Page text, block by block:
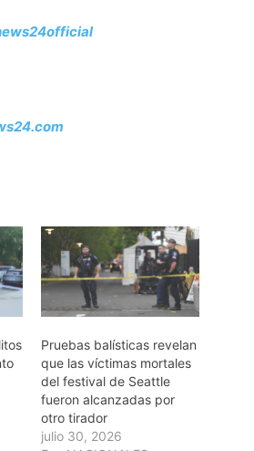
Pruebas balísticas revelan
que las víctimas mortales
del festival de Seattle
fueron alcanzadas por
otro tirador
julio 30, 2026